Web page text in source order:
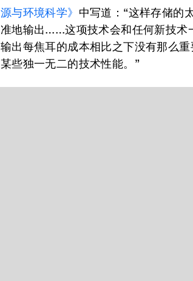
源与环境科学》 中写道：“这样存储的
地输出……这项技术会和任何新技术
出每焦耳的成本相比之下没有那么
些独一无二的技术性能。”